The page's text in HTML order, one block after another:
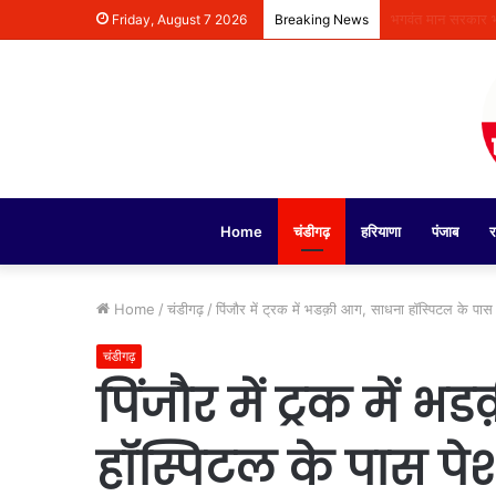
Friday, August 7 2026 Breaking News कुछ सोशल मीडिया
Home चंडीगढ़ हरियाणा पंजाब
Home / चंडीगढ़ / पिंजौर में ट्रक में भडक़ी आग, साधना हॉस्पिटल के
चंडीगढ़
पिंजौर में ट्रक में
हॉस्पिटल के पास